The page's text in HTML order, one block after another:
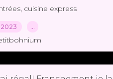
, cuisine express
…